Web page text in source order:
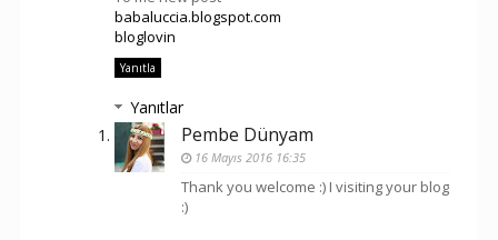
babaluccia.blogspot.com
bloglovin
Yanıtla
Yanıtlar
Pembe Dünyam
16 Mayıs 2016 16:35
Thank you welcome :) I visiting your blog
:)